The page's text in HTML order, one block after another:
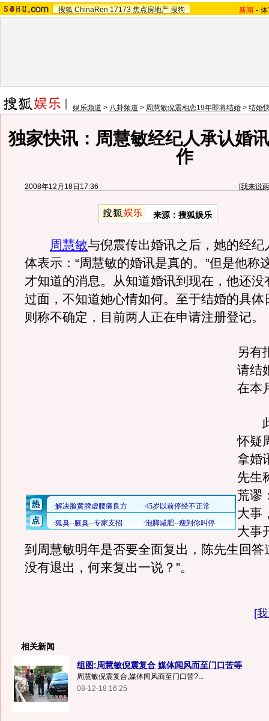
搜狐 ChinaRen 17173 焦点房地产 搜狗 新闻 -
娱乐频道 > 八卦频道 > 周慧敏倪震相恋19年即将结婚 > 结婚
独家快讯：周慧敏经纪人承认婚
作
2008年12月18日17:36 [我来说
来源：搜狐娱乐
周慧敏与倪震传出婚讯之后，她的经纪
体表示：“周慧敏的婚讯是真的。”但是他称
才知道的消息。从知道婚讯到现在，他还没
过面，不知道她心情如何。至于结婚的具体
则称不确定，目前两人正在申请注册登记。
另有
请结
在本
此
怀疑
拿婚
先生
荒谬
大事
大事
到周慧敏明年是否要全面复出，陈先生回答
没有退出，何来复出一说？”。
[
相关新闻
组图:周慧敏倪震复合 媒体闻风而至门口苦等
周慧敏倪震复合,媒体闻风而至门口苦?...
08-12-18 16:25